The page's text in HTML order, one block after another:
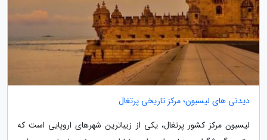
دیدنی های لیسبون؛ مرکز تاریخی پرتغال
لیسبون مرکز کشور پرتغال، یکی از زیباترین شهرهای اروپایی است که